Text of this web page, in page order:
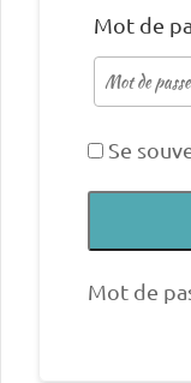
Mot de
Se
Mot de